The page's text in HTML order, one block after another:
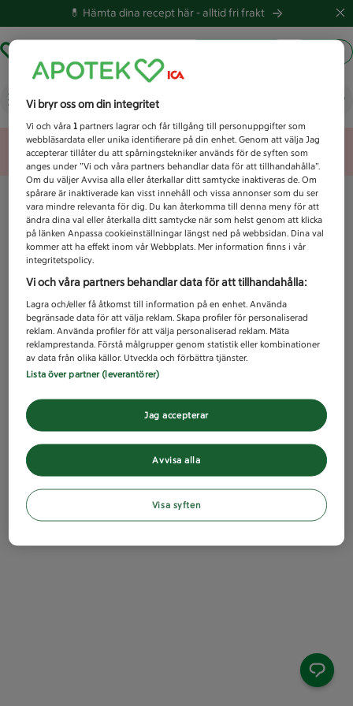
💊 Hämta dina recept här -alltid fri frakt
Vad letar du efter idag?
Unknown error
Vi bryr oss om din integritet
Vi och våra1 partners lagrar och får tillgång till personuppgifter som
webbläsardata eller unika identifierare på din enhet. Genom att välja Jag
accepterar tillåter du att spårningstekniker används för de syften som
anges under ”Vi och våra partners behandlar data för att tillhandahålla”.
Om du väljer Avvisa alla eller återkallar ditt samtycke inaktiveras de. Om
spårare är inaktiverade kan visst innehåll och vissa annonser som du ser
vara mindre relevanta för dig. Du kan återkomma till denna meny för att
ändra dina val eller återkalla ditt samtycke när som helst genom att klicka
på länken Anpassa cookieinställningar längst ned på webbsidan. Dina val
kommer att ha effekt inom vår Webbplats. Mer information finns i vår
integritetspolicy.
Vi och våra partners behandlar data för att tillhandahålla:
Lagra och/eller få åtkomst till information på en enhet. Använda
begränsade data för att välja reklam. Skapa profiler för personaliserad
reklam. Använda profiler för att välja personaliserad reklam. Mäta
reklamprestanda. Förstå målgrupper genom statistik eller kombinationer
av data från olika källor. Utveckla och förbättra tjänster.
Lista över partner (leverantörer)
Avvisa alla
Jag accepterar
Visa syften